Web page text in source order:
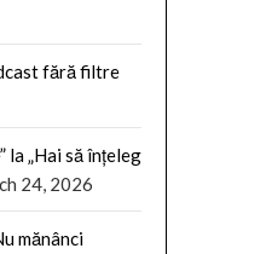
fără filtre
la „Hai să înțeleg
24, 2026
mănânci